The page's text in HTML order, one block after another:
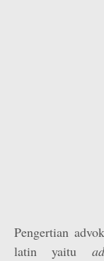
Pengertian
latin yaitu